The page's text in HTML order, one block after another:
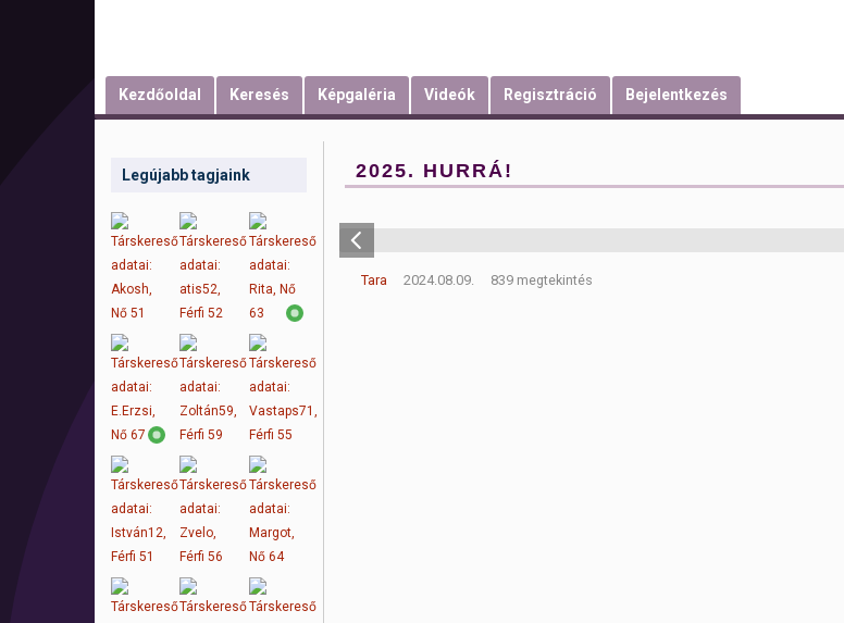
Kezdőoldal Keresés Képgaléria Videók Regisztráció Bejelentkezés
Legújabb tagjaink 2025. HURRÁ!
Tara 2024.08.09. 839 megtekintés